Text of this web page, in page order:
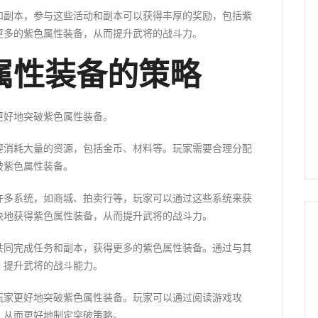
本，参与这些活动和副本可以获得丰厚的奖励，包括紫
的紫色属性装备，从而提升武将的战斗力。
性装备的策略
地突破紫色属性装备。
耗大量的资源，包括金币、材料等。玩家需要合理分配
色属性装备。
系统，如商城、拍卖行等，玩家可以通过这些系统来获
获得紫色属性装备，从而提升武将的战斗力。
完成任务和副本，获得更多的紫色属性装备。通过与其
升武将的战斗能力。
更好地突破紫色属性装备。玩家可以通过阅读游戏攻
而更好地制定突破策略。